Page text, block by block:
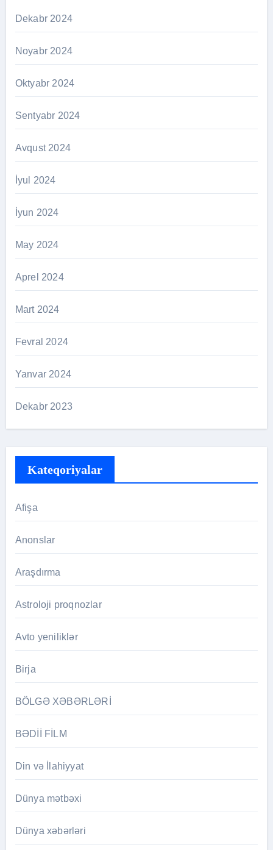
Dekabr 2024
Noyabr 2024
Oktyabr 2024
Sentyabr 2024
Avqust 2024
İyul 2024
İyun 2024
May 2024
Aprel 2024
Mart 2024
Fevral 2024
Yanvar 2024
Dekabr 2023
Kateqoriyalar
Afişa
Anonslar
Araşdırma
Astroloji proqnozlar
Avto yeniliklər
Birja
BÖLGƏ XƏBƏRLƏRİ
BƏDİİ FİLM
Din və İlahiyyat
Dünya mətbəxi
Dünya xəbərləri